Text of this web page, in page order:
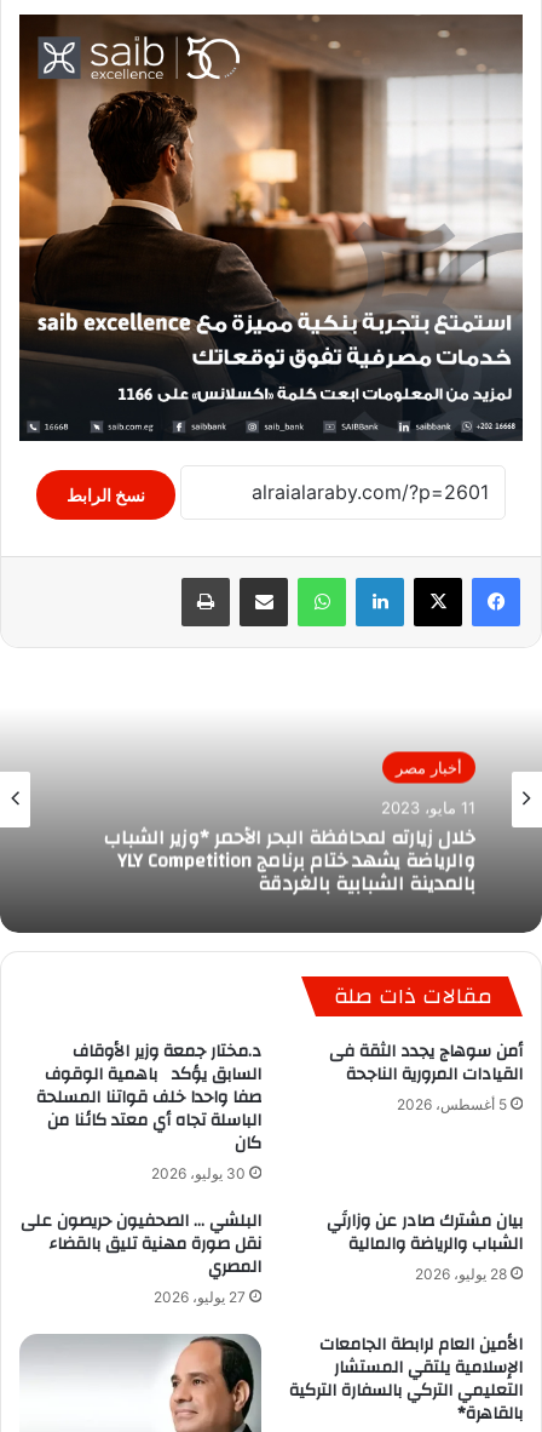
نسخ الرابط
لينكدإن واتساب مشاركة عبر البريد طباعة
11 مايو، 2023
خلال زيارته لمحافظة البحر الأحمر *وزير الشباب
والرياضة يشهد ختام برنامج YLY Competition
بالمدينة الشبابية بالغردقة
أخبار مصر
6 فبراير، 2023
تعزيز التعاون بين مصر وكرواتيا
مقالات ذات صلة
أمن سوهاج يجدد الثقة فى
القيادات المرورية الناجحة
5 أغسطس، 2026
د.مختار جمعة وزير الأوقاف
السابق يؤكد باهمية الوقوف
صفا واحدا خلف قواتنا المسلحة
الباسلة تجاه أي معتد كائنا من
كان
30 يوليو، 2026
بيان مشترك صادر عن وزارتَي
الشباب والرياضة والمالية
28 يوليو، 2026
البلشي … الصحفيون حريصون على
نقل صورة مهنية تليق بالقضاء
المصري
27 يوليو، 2026
الأمين العام لرابطة الجامعات
الإسلامية يلتقي المستشار
التعليمي التركي بالسفارة التركية
بالقاهرة*